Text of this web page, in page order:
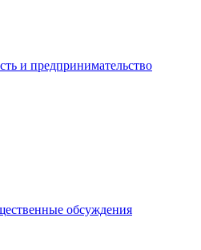
и предпринимательство
обсуждения